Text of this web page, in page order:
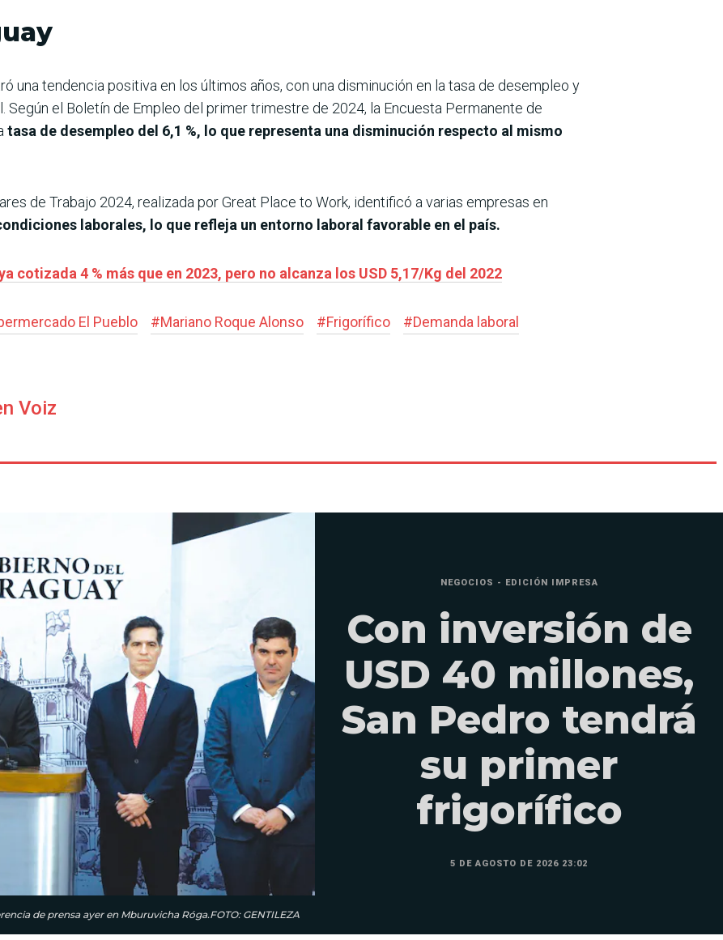
una tendencia positiva en los últimos años, con una disminución en la tasa de desempleo y
Según el Boletín de Empleo del primer trimestre de 2024, la Encuesta Permanente de
tasa de desempleo del 6,1 %, lo que representa una disminución respecto al mismo
de Trabajo 2024, realizada por Great Place to Work, identificó a varias empresas en
laborales, lo que refleja un entorno laboral favorable en el país.
cotizada 4 % más que en 2023, pero no alcanza los USD 5,17/Kg del 2022
El Pueblo #Mariano Roque Alonso #Frigorífico #Demanda laboral
Voiz
de prensa ayer en Mburuvicha Róga.FOTO: GENTILEZA
NEGOCIOS - EDICIÓN IMPRESA
Con inversión de
USD 40 millones,
San Pedro tendrá
su primer
frigorífico
5 DE AGOSTO DE 2026 23:02